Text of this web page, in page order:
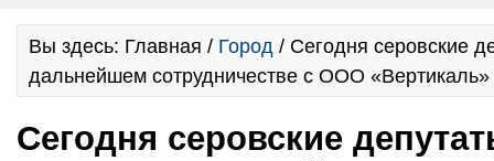
Вы здесь: Главная / Город / Сегодня серовские
дальнейшем сотрудничестве с ООО «Вертикаль»
Сегодня серовские